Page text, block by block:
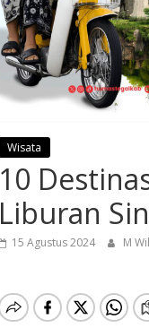
Wisata
10
Liburan
15 Agustus 2024 M